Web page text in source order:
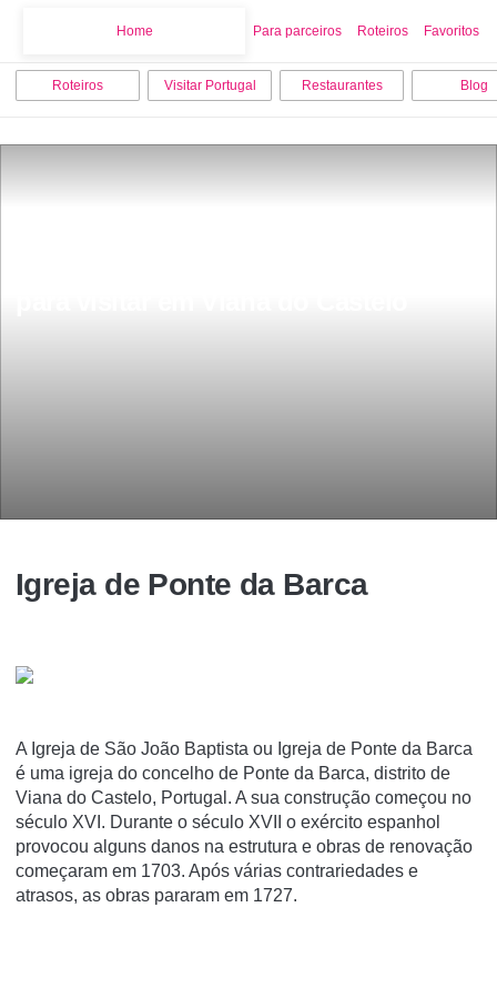
Home Para parceiros Roteiros Favoritos
Roteiros Visitar Portugal Restaurantes Blog
Igreja de Ponte da Barca
A Igreja de São João Baptista ou Igreja de Ponte da Barca
é uma igreja do concelho de Ponte da Barca, distrito de
Viana do Castelo, Portugal. A sua construção começou no
século XVI. Durante o século XVII o exército espanhol
provocou alguns danos na estrutura e obras de renovação
começaram em 1703. Após várias contrariedades e
atrasos, as obras pararam em 1727.